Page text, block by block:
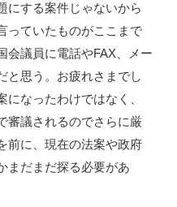
にする案件じゃないから
っていたものがここまで
会議員に電話やFAX、メー
と思う。お疲れさまでし
なったわけではなく、
審議されるのでさらに厳
前に、現在の法案や政府
まだまだ探る必要があ